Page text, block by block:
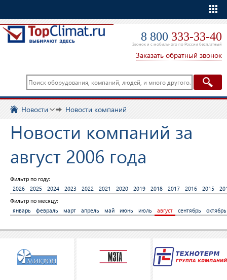
8 800 333-33-40
Звонок и с мобильного по России бесплатный
Заказать обратный звонок
Новости Новости компаний
Новости компаний за
август 2006 года
Фильтр по году:
2026
2025 2024 2023 2022 2021 2020 2019 2018 2017 2016 2015
Фильтр по месяцу:
январь
февраль март апрель май июнь июль август сентябрь октябрь